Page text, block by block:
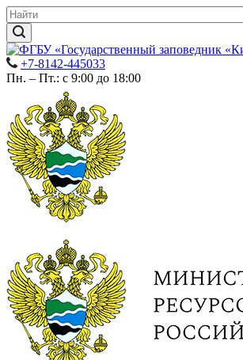
+7-8142-445033
Пн. – Пт.: с 9:00 до 18:00